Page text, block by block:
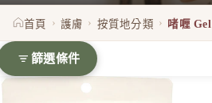
首頁 › 護膚 › 按質地分類 › 啫喱 Gel
篩選條件
ELIXIR 預防暗瘡保濕啫喱面霜 60g